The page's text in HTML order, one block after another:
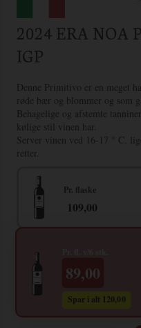
2024 ERA NOA
IGP
Denne Primitivo er en meget
røde bær og blommer og som
Behagelige og afstemte
kølige stil vinen har.
Server vinen ved 16-17 ° C.
retter.
Pr. flaske
109,00
Spar i alt 120,00
89,00